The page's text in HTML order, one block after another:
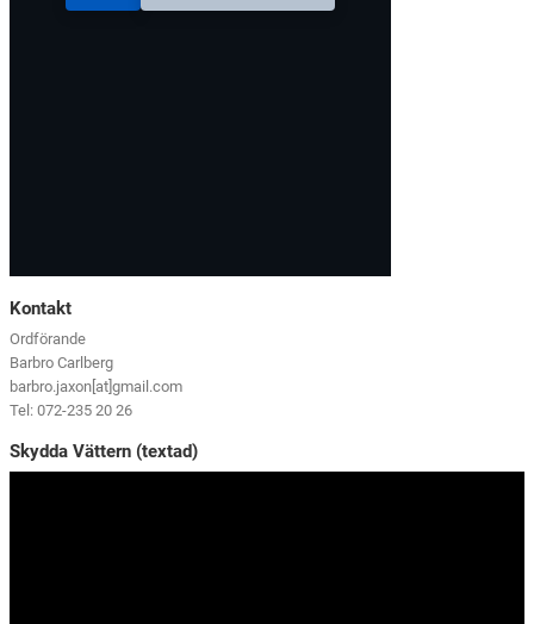
Kontakt
Ordförande
Barbro Carlberg
barbro.jaxon[at]gmail.com
Tel: 072-235 20 26
Skydda Vättern (textad)